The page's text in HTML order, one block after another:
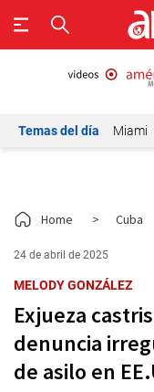
Temas del día Miami
Home > Cuba
24 de abril de 2025
MELODY GONZÁLEZ
Exjueza
denuncia
de asilo en